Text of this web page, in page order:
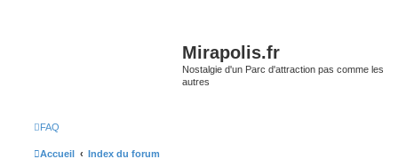
Mirapolis.fr
Nostalgie d'un Parc d'attraction pas comme les
autres
FAQ
Accueil Index du forum